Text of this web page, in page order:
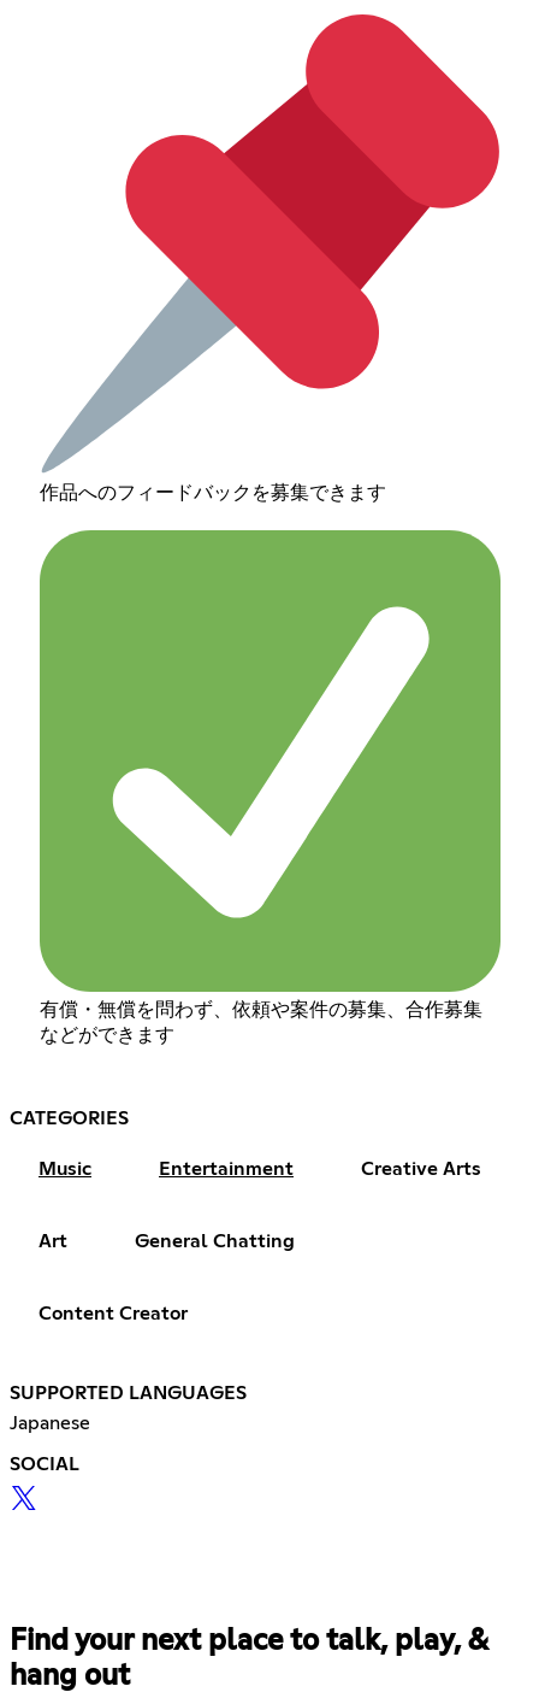
作品へのフィードバックを募集できます
有償・無償を問わず、依頼や案件の募集、合作募集
などができます
CATEGORIES
Music Entertainment Creative Arts
Art General Chatting
Content Creator
SUPPORTED LANGUAGES
Japanese
SOCIAL
Find your next place to talk, play, &
hang out